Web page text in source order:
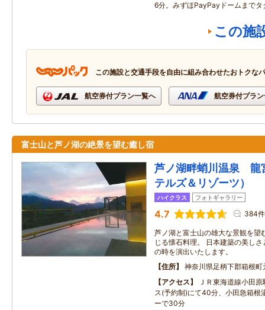
6分。みずほPayPayドームまでタ
この施
この施設と交通手段を自由に組み合わせたおトクな
航空券付プラン一覧へ 航空券付プラ
富士山と芦ノ湖の絶景を望む癒し宿
芦ノ湖畔蛸川温泉 龍
テルズ＆リゾーツ）
ハイクラス フォトギャラリー
4.7 384件
芦ノ湖と富士山の雄大な景観を望
じる懐石料理。 日本建築の美し
の時を演出いたします。
住所
神奈川県足柄下郡箱根町
アクセス
ＪＲ東海道線小田
ス(予約制)にて40分、小田急箱根
ーで30分